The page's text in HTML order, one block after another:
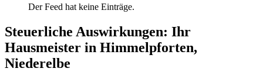
Der Feed hat keine Einträge.
Steuerliche Auswirkungen: Ihr
Hausmeister in Himmelpforten,
Niederelbe